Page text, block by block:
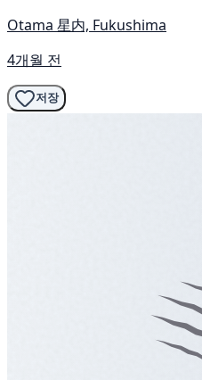
Otama 星内, Fukushima
4개월 전
저장